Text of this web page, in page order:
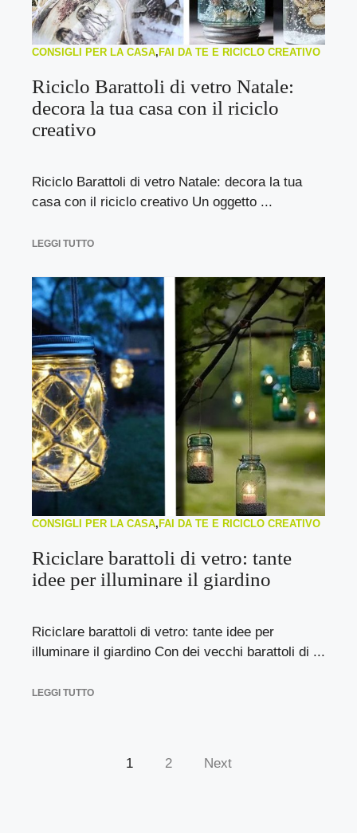
CONSIGLI PER LA CASA, FAI DA TE E RICICLO CREATIVO
Riciclo Barattoli di vetro Natale:
decora la tua casa con il riciclo
creativo
Riciclo Barattoli di vetro Natale: decora la tua
casa con il riciclo creativo Un oggetto ...
LEGGI TUTTO
CONSIGLI PER LA CASA,FAI DA TE E RICICLO CREATIVO
Riciclare barattoli di vetro: tante
idee per illuminare il giardino
Riciclare barattoli di vetro: tante idee per
illuminare il giardino Con dei vecchi barattoli di ...
LEGGI TUTTO
1 2 Next